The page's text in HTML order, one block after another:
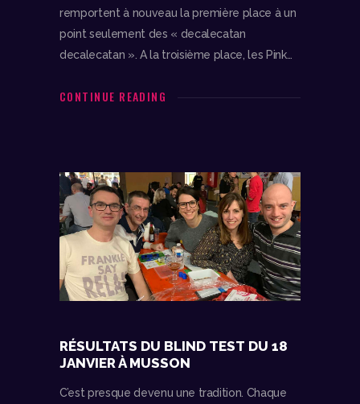
remportent à nouveau la première place à un
point seulement des « decalecatan
decalecatan ». A la troisième place, les Pink…
CONTINUE READING
RÉSULTATS DU BLIND TEST DU 18
JANVIER À MUSSON
C’est presque devenu une tradition. Chaque